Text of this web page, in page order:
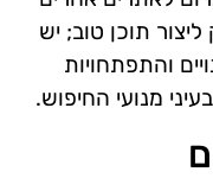
תוכן טוב; יש
והתפתחויות
מנועי החיפוש.